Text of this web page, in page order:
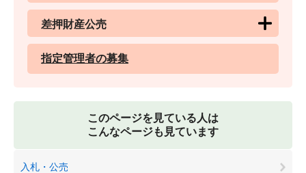
差押財産公売
指定管理者の募集
このページを見ている人は
こんなページも見ています
入札・公売